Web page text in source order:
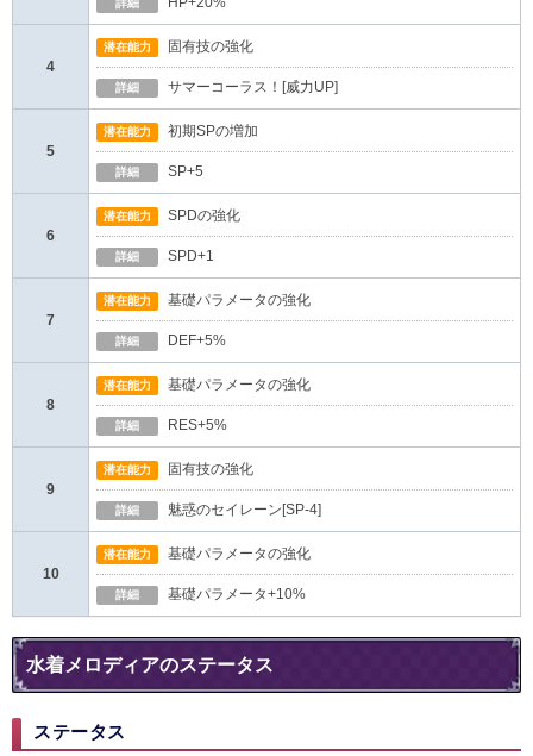
4
潜在能力 固有技の強化
詳細 サマーコーラス！[威力UP]
5
潜在能力 初期SPの増加
詳細 SP+5
6
潜在能力 SPDの強化
詳細 SPD+1
7
潜在能力 基礎パラメータの強化
詳細 DEF+5%
8
潜在能力 基礎パラメータの強化
詳細 RES+5%
9
潜在能力 固有技の強化
詳細 魅惑のセイレーン[SP-4]
10
潜在能力 基礎パラメータの強化
詳細 基礎パラメータ+10%
水着メロディアのステータス
ステータス